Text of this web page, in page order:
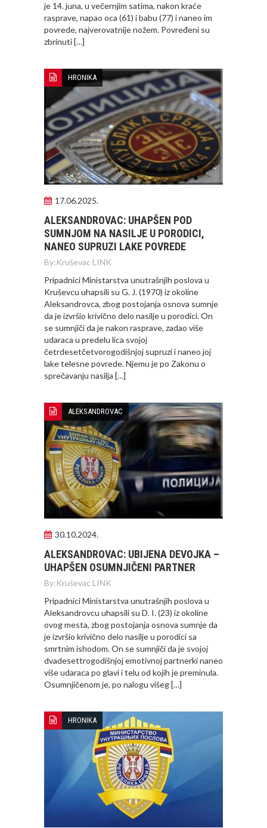
je 14. juna, u večernjim satima, nakon kraće
rasprave, napao oca (61) i babu (77) i naneo im
povrede, najverovatnije nožem. Povređeni su
zbrinuti […]
HRONIKA
17.06.2025.
ALEKSANDROVAC: UHAPŠEN POD
SUMNJOM NA NASILJE U PORODICI,
NANEO SUPRUZI LAKE POVREDE
By:Kruševac LINK
Pripadnici Ministarstva unutrašnjih poslova u
Kruševcu uhapsili su G. J. (1970) iz okoline
Aleksandrovca, zbog postojanja osnova sumnje
da je izvršio krivično delo nasilje u porodici. On
se sumnjiči da je nakon rasprave, zadao više
udaraca u predelu lica svojoj
četrdesetčetvorogodišnjoj supruzi i naneo joj
lake telesne povrede. Njemu je po Zakonu o
sprečavanju nasilja […]
ALEKSANDROVAC
30.10.2024.
ALEKSANDROVAC: UBIJENA DEVOJKA –
UHAPŠEN OSUMNJIČENI PARTNER
By:Kruševac LINK
Pripadnici Ministarstva unutrašnjih poslova u
Aleksandrovcu uhapsili su D. I. (23) iz okoline
ovog mesta, zbog postojanja osnova sumnje da
je izvršio krivično delo nasilje u porodici sa
smrtnim ishodom. On se sumnjiči da je svojoj
dvadesettrogodišnjoj emotivnoj partnerki naneo
više udaraca po glavi i telu od kojih je preminula.
Osumnjičenom je, po nalogu višeg […]
HRONIKA